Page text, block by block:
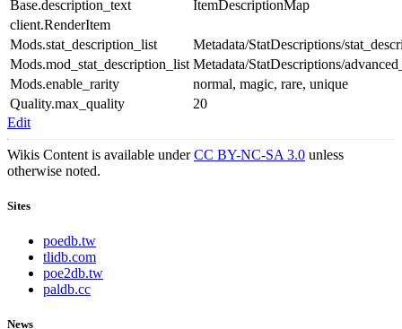
Base.description_text
ItemDescriptionMap
client.RenderItem
Mods.stat_description_list
Metadata/StatDescriptions/
Mods.mod_stat_description_list Metadata/StatDescriptions/
Mods.enable_rarity
normal, magic, rare, unique
Quality.max_quality
20
Edit
Wikis Content is available underCC BY-NC-SA 3.0 unless
otherwise noted.
Sites
poedb.tw
tlidb.com
poe2db.tw
paldb.cc
News